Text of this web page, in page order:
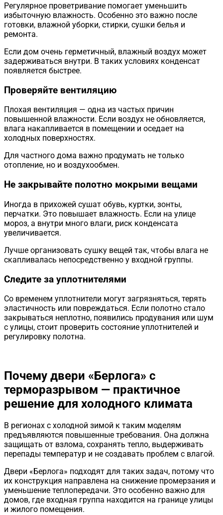
Регулярное проветривание помогает уменьшить
избыточную влажность. Особенно это важно после
готовки, влажной уборки, стирки, сушки белья и
ремонта.
Если дом очень герметичный, влажный воздух может
задерживаться внутри. В таких условиях конденсат
появляется быстрее.
Проверяйте вентиляцию
Плохая вентиляция — одна из частых причин
повышенной влажности. Если воздух не обновляется,
влага накапливается в помещении и оседает на
холодных поверхностях.
Для частного дома важно продумать не только
отопление, но и воздухообмен.
Не закрывайте полотно мокрыми вещами
Иногда в прихожей сушат обувь, куртки, зонты,
перчатки. Это повышает влажность. Если на улице
мороз, а внутри много влаги, риск конденсата
увеличивается.
Лучше организовать сушку вещей так, чтобы влага не
скапливалась непосредственно у входной группы.
Следите за уплотнителями
Со временем уплотнители могут загрязняться, терять
эластичность или повреждаться. Если полотно стало
закрываться неплотно, появились продувания или шум
с улицы, стоит проверить состояние уплотнителей и
регулировку полотна.
Почему двери «Берлога» с
терморазрывом — практичное
решение для холодного климата
В регионах с холодной зимой к таким моделям
предъявляются повышенные требования. Она должна
защищать от взлома, сохранять тепло, выдерживать
перепады температур и не создавать проблем с влагой.
Двери «Берлога» подходят для таких задач, потому что
их конструкция направлена на снижение промерзания и
уменьшение теплопередачи. Это особенно важно для
домов, где входная группа находится на границе улицы
и жилого помещения.